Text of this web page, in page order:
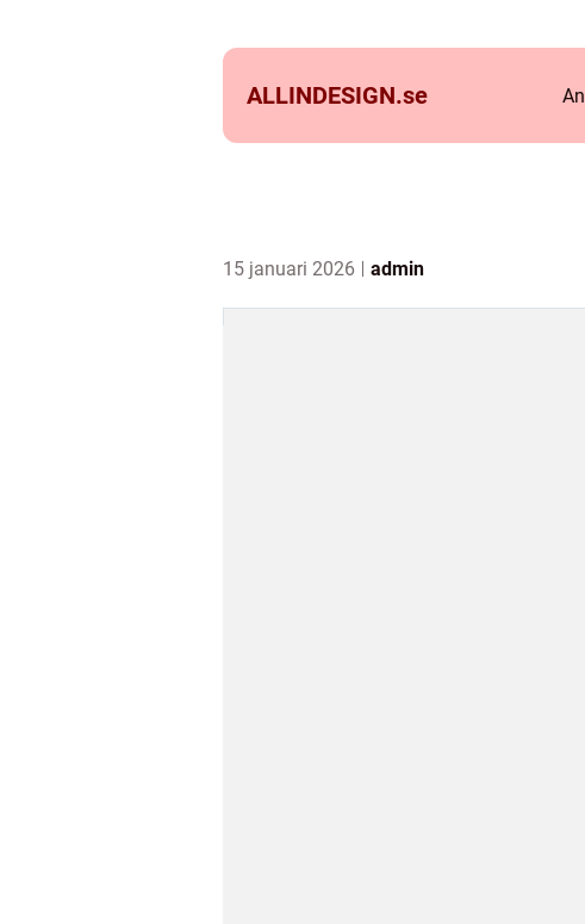
ALLINDESIGN.se
15 januari 2026 admin